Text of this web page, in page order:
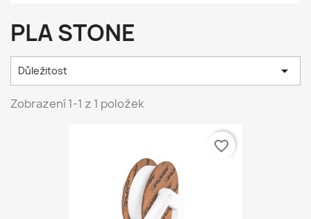
PLA STONE
Důležitost 
Zobrazení 1-1 z 1 položek
favorite_border